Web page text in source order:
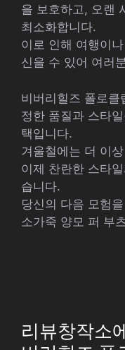
을 보호하고, 오랜
최소화합니다.
이로 인해 여행이
신을 수 있어 여러
비버리힐즈 폴로클
정한 품질과 스타
택입니다.
겨울철에는 더 이
이제 찬란한 스타
습니다.
당신의 다음 모험
소가죽 양모 퍼 부
리뷰창작소